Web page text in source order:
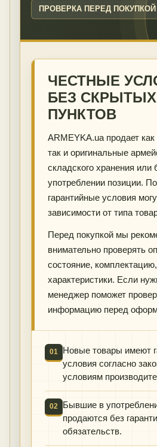
ПРОВЕРКА ПЕРЕД ПОКУПКОЙ
ЧЕСТНЫЕ
БЕЗ СКРЫТЫХ
ПУНКТОВ
ARMEYKA.ua продает
так и оригинальные
складского хранения
употреблении позиции.
гарантийные условия
зависимости от типа
Перед покупкой мы
внимательно проверять
состояние,
характеристики. Если
менеджер поможет
информацию перед
01
Новые товары имеют
условия согласно
условиям
02
Бывшие в
продаются без
обязательств.